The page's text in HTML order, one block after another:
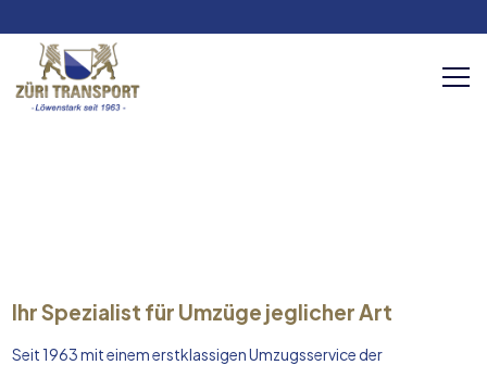
Ihr Spezialist für Umzüge jeglicher Art
Seit 1963 mit einem erstklassigen Umzugsservice der